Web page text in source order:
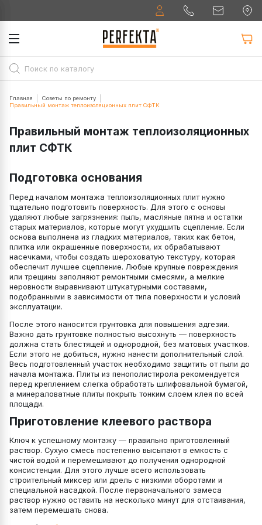
Главная
Советы по ремонту
Правильный монтаж теплоизоляционных плит СФТК
Правильный монтаж теплоизоляционных
плит СФТК
Подготовка основания
Перед началом монтажа теплоизоляционных плит нужно
тщательно подготовить поверхность. Для этого с основы
удаляют любые загрязнения: пыль, масляные пятна и остатки
старых материалов, которые могут ухудшить сцепление. Если
основа выполнена из гладких материалов, таких как бетон,
плитка или окрашенные поверхности, их обрабатывают
насечками, чтобы создать шероховатую текстуру, которая
обеспечит лучшее сцепление. Любые крупные повреждения
или трещины заполняют ремонтными смесями, а мелкие
неровности выравнивают штукатурными составами,
подобранными в зависимости от типа поверхности и условий
эксплуатации.
После этого наносится грунтовка для повышения адгезии.
Важно дать грунтовке полностью высохнуть — поверхность
должна стать блестящей и однородной, без матовых участков.
Если этого не добиться, нужно нанести дополнительный слой.
Весь подготовленный участок необходимо защитить от пыли до
начала монтажа. Плиты из пенополистирола рекомендуется
перед креплением слегка обработать шлифовальной бумагой,
а минераловатные плиты покрыть тонким слоем клея по всей
площади.
Приготовление клеевого раствора
Ключ к успешному монтажу — правильно приготовленный
раствор. Сухую смесь постепенно высыпают в емкость с
чистой водой и перемешивают до получения однородной
консистенции. Для этого лучше всего использовать
строительный миксер или дрель с низкими оборотами и
специальной насадкой. После первоначального замеса
раствор нужно оставить на несколько минут для отстаивания,
затем перемешать снова.